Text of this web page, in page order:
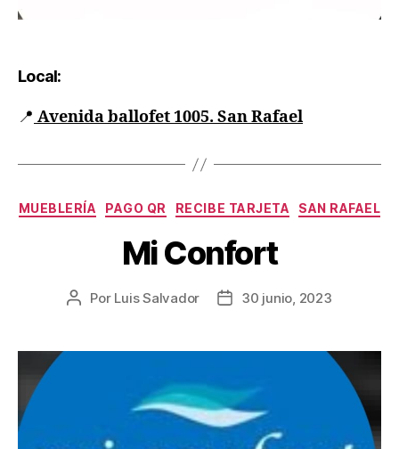
Local:
📍 Avenida ballofet 1005. San Rafael
MUEBLERÍA PAGO QR RECIBE TARJETA SAN RAFAEL
Mi Confort
Por Luis Salvador 30 junio, 2023